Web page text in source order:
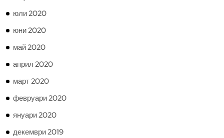
юли 2020
юни 2020
май 2020
април 2020
март 2020
февруари 2020
януари 2020
декември 2019